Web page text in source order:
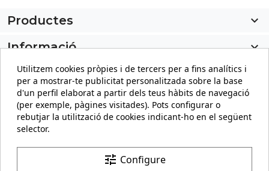
Productes

Informació

El meu compte
Informació sobre la botiga
keyboard_arrow_down
Utilitzem cookies pròpies i de tercers per a fins analítics i
per a mostrar-te publicitat personalitzada sobre la base
d'un perfil elaborat a partir dels teus hàbits de navegació
(per exemple, pàgines visitades). Pots configurar o
rebutjar la utilització de cookies indicant-ho en el següent
selector.
tune Configure